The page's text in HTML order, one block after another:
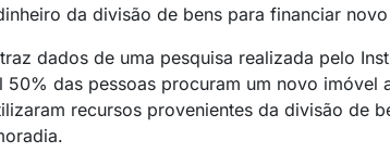
da divisão de bens para financiar novo
dados de uma pesquisa realizada pelo
50% das pessoas procuram um novo imóvel
recursos provenientes da divisão de